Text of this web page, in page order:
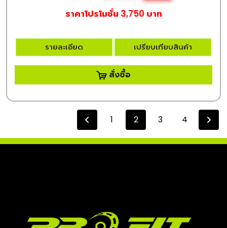
ราคาโปรโมชั่น 3,750 บาท
รายละเอียด เปรียบเทียบสินค้า
สั่งซื้อ
1 2 3 4